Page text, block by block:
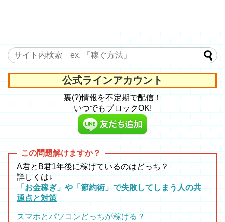
公式ラインアカウント
裏(?)情報を不定期で配信！
いつでもブロックOK!
A君とB君1年後に稼げているのはどっち？
詳しくは↓
「お金稼ぎ」や「節約術」で失敗してしまう人の共
通点と対策
スマホとパソコンどっちが稼げる？